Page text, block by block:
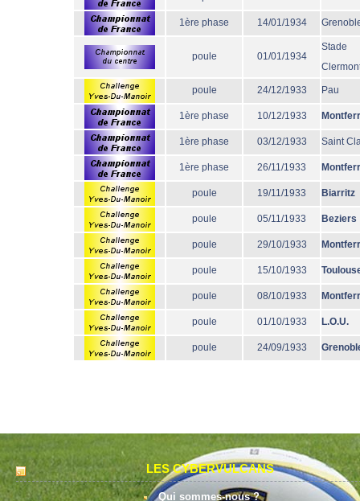
1ère phase 14/01/1934
poule 01/01/1934
Stade
poule 24/12/1933 Pau
1ère phase 10/12/1933
1ère phase 03/12/1933 Saint
1ère phase 26/11/1933
poule 19/11/1933 Biarritz
poule 05/11/1933 Beziers
poule 29/10/1933
poule 15/10/1933
poule 08/10/1933
poule 01/10/1933 L.O.U.
poule 24/09/1933
LES CYBERVULCANS
Qui sommes-nous ?